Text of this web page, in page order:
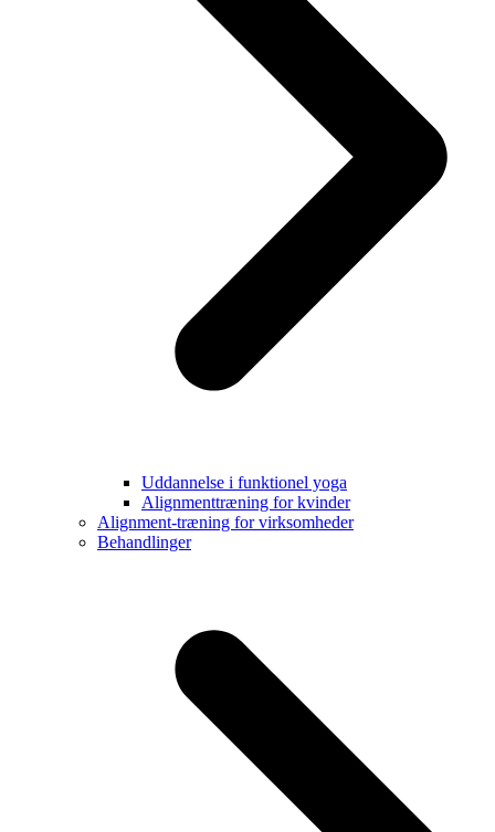
Uddannelse i funktionel yoga
Alignmenttræning for kvinder
Alignment-træning for virksomheder
Behandlinger